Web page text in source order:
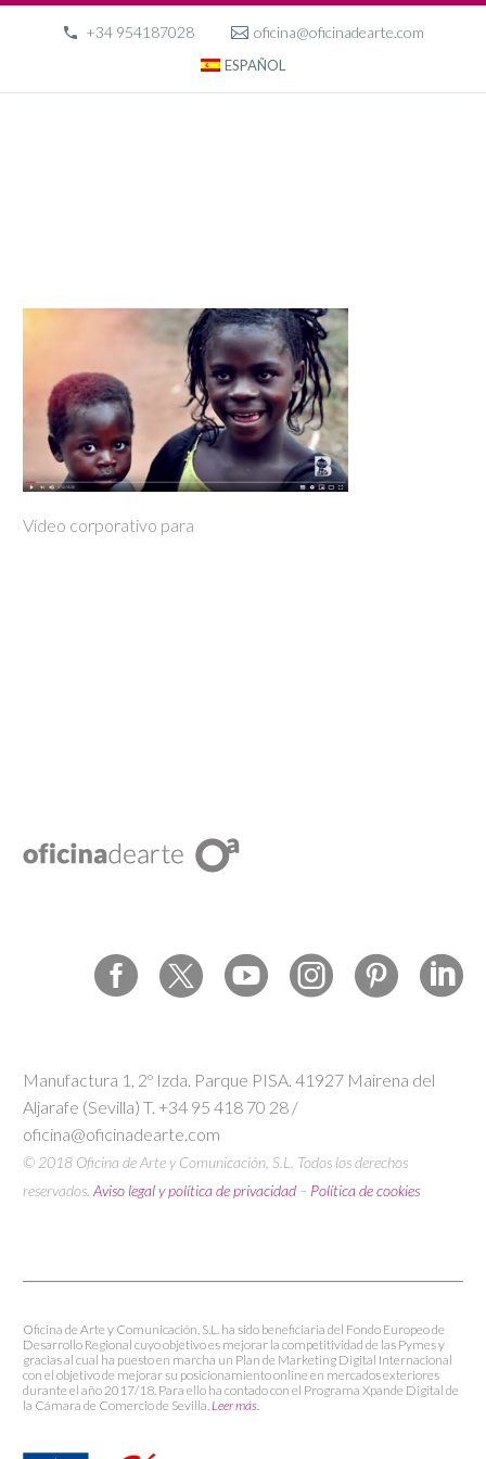
+34 954187028 oficina@oficinadearte.com
ESPAÑOL
Vídeo corporativo para
Manufactura 1, 2º Izda. Parque PISA. 41927 Mairena del
Aljarafe (Sevilla) T. +34 95 418 70 28 /
oficina@oficinadearte.com
© 2018 Oficina de Arte y Comunicación, S.L. Todos los derechos
reservados. Aviso legal y política de privacidad – Política de cookies
Oficina de Arte y Comunicación, S.L. ha sido beneficiaria del Fondo Europeo de
Desarrollo Regional cuyo objetivo es mejorar la competitividad de las Pymes y
gracias al cual ha puesto en marcha un Plan de Marketing Digital Internacional
con el objetivo de mejorar su posicionamiento online en mercados exteriores
durante el año 2017/18. Para ello ha contado con el Programa Xpande Digital de
la Cámara de Comercio de Sevilla.Leer más.